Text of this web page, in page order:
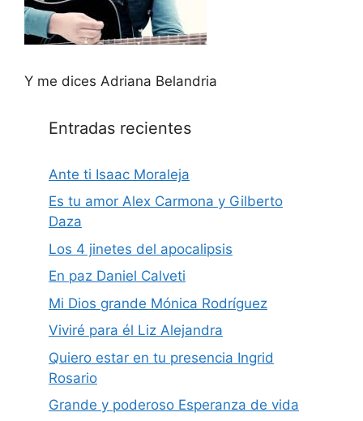
Y me dices Adriana Belandria
Entradas recientes
Ante ti Isaac Moraleja
Es tu amor Alex Carmona y Gilberto
Daza
Los 4 jinetes del apocalipsis
En paz Daniel Calveti
Mi Dios grande Mónica Rodríguez
Viviré para él Liz Alejandra
Quiero estar en tu presencia Ingrid
Rosario
Grande y poderoso Esperanza de vida